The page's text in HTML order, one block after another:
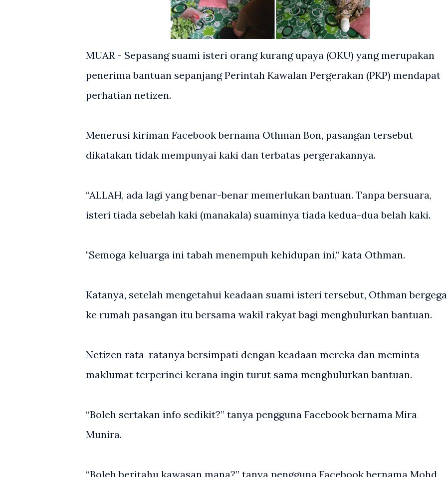
MUAR - Sepasang suami isteri orang kurang upaya (OKU) yang merupakan
penerima bantuan sepanjang Perintah Kawalan Pergerakan (PKP) mendapat
perhatian netizen.
Menerusi kiriman Facebook bernama Othman Bon, pasangan tersebut
dikatakan tidak mempunyai kaki dan terbatas pergerakannya.
“ALLAH, ada lagi yang benar-benar memerlukan bantuan. Tanpa bersuara,
isteri tiada sebelah kaki (manakala) suaminya tiada kedua-dua belah kaki.
"Semoga keluarga ini tabah menempuh kehidupan ini,” kata Othman.
Katanya, setelah mengetahui keadaan suami isteri tersebut, Othman
ke rumah pasangan itu bersama wakil rakyat bagi menghulurkan bantuan.
Netizen rata-ratanya bersimpati dengan keadaan mereka dan meminta
maklumat terperinci kerana ingin turut sama menghulurkan bantuan.
“Boleh sertakan info sedikit?” tanya pengguna Facebook bernama Mira
Munira.
“Boleh beritahu kawasan mana?” tanya pengguna Facebook bernama Mohd